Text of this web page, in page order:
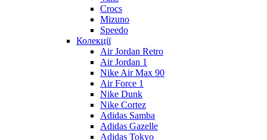
Crocs
Mizuno
Speedo
Колекції
Air Jordan Retro
Air Jordan 1
Nike Air Max 90
Air Force 1
Nike Dunk
Nike Cortez
Adidas Samba
Adidas Gazelle
Adidas Tokyo